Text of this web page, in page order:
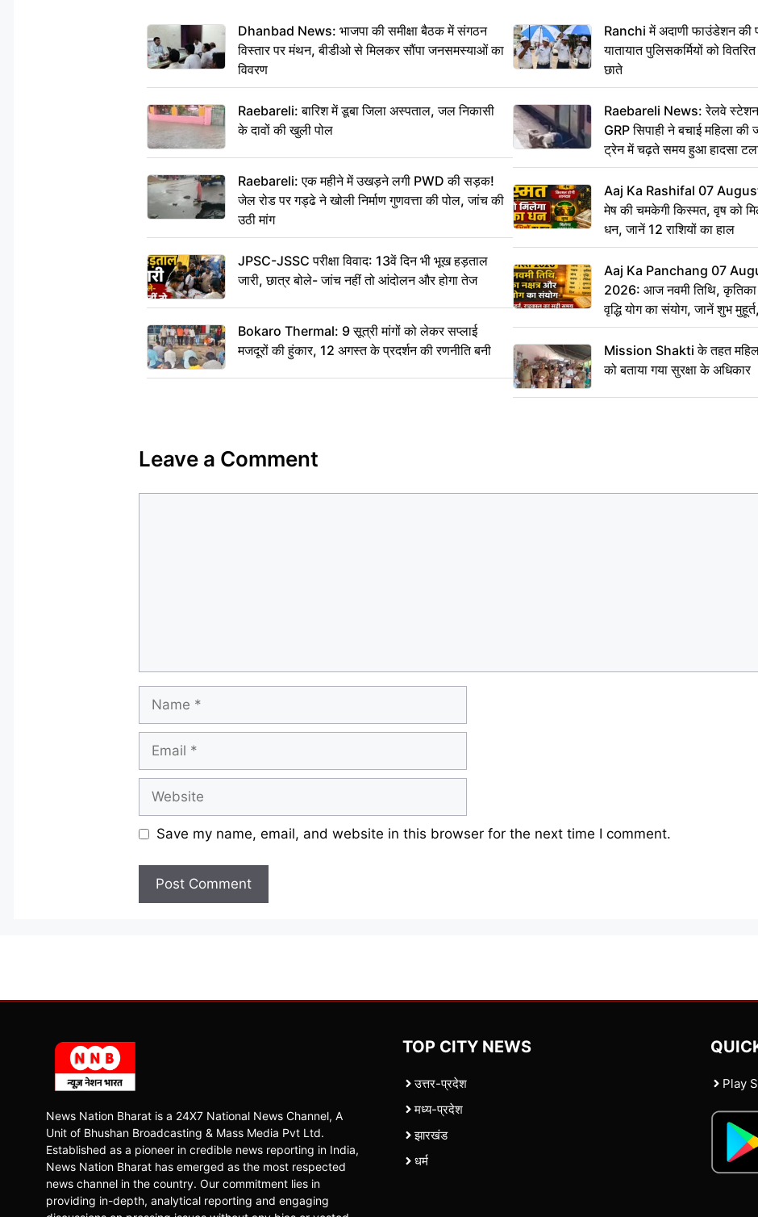
Dhanbad News: भाजपा की समीक्षा बैठक में संगठन
विस्तार पर मंथन, बीडीओ से मिलकर सौंपा जनसमस्याओं का
विवरण
Raebareli: बारिश में डूबा जिला अस्पताल, जल निकासी
के दावों की खुली पोल
Raebareli: एक महीने में उखड़ने लगी PWD की सड़क!
जेल रोड पर गड्ढे ने खोली निर्माण गुणवत्ता की पोल, जांच की
उठी मांग
JPSC-JSSC परीक्षा विवाद: 13वें दिन भी भूख हड़ताल
जारी, छात्र बोले- जांच नहीं तो आंदोलन और होगा तेज
Bokaro Thermal: 9 सूत्री मांगों को लेकर सप्लाई
मजदूरों की हुंकार, 12 अगस्त के प्रदर्शन की रणनीति बनी
Ranchi में अदाणी फाउंडेशन की
यातायात पुलिसकर्मियों को
छाते
Raebareli News: रेलवे स्टेशन
GRP सिपाही ने बचाई महिला की
ट्रेन में चढ़ते समय हुआ हादसा
CCTV में कैद
Aaj Ka Rashifal 07
मेष की चमकेगी किस्मत, वृष को
धन, जानें 12 राशियों का हाल
Aaj Ka Panchang 07
2026: आज नवमी तिथि, कृतिका
वृद्धि योग का संयोग, जानें शुभ
का सही समय
Mission Shakti के तहत
को बताया गया सुरक्षा के अधिकार
Leave a Comment
Name
Email
Website
Save my name, email, and website in this browser for the next time I comment.
News Nation Bharat is a 24X7 National News Channel, A
Unit of Bhushan Broadcasting & Mass Media Pvt Ltd.
Established as a pioneer in credible news reporting in India,
News Nation Bharat has emerged as the most respected
news channel in the country. Our commitment lies in
providing in-depth, analytical reporting and engaging
TOP CITY NEWS
उत्तर-प्रदेश
मध्य-प्रदेश
झारखंड
धर्म
Play